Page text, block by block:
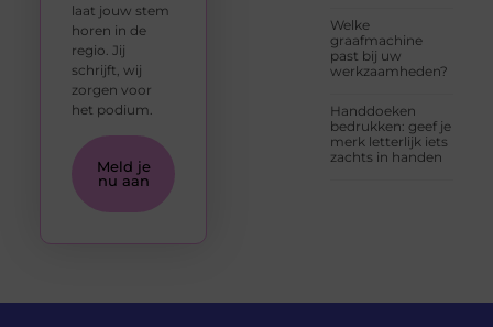
Welke
graafmachine
past bij uw
werkzaamheden?
Handdoeken
bedrukken: geef je
merk letterlijk iets
zachts in handen
laat jouw stem
horen in de
regio. Jij
schrijft, wij
zorgen voor
het podium.
Meld je
nu aan